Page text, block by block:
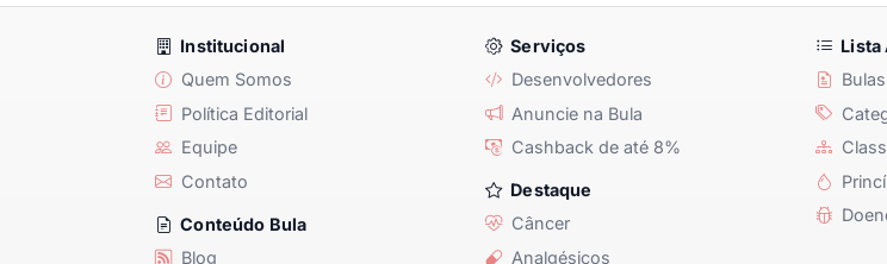
Institucional
Quem Somos
Política Editorial
Equipe
Contato
Conteúdo Bula
Blog
Serviços
Desenvolvedores
Anuncie na Bula
Cashback de até 8%
Destaque
Câncer
Analgésicos
Lista